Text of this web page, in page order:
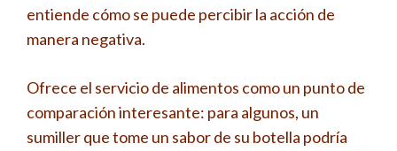
entiende cómo se puede percibir la acción de
manera negativa.
Ofrece el servicio de alimentos como un punto de
comparación interesante: para algunos, un
sumiller que tome un sabor de su botella podría